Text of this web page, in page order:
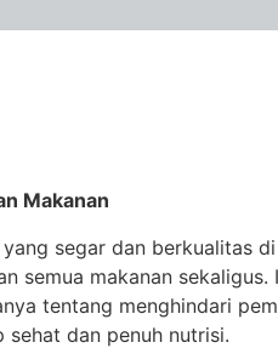
Makanan
segar dan berkualitas
semua makanan sekaligus.
tentang menghindari
dan penuh nutrisi.